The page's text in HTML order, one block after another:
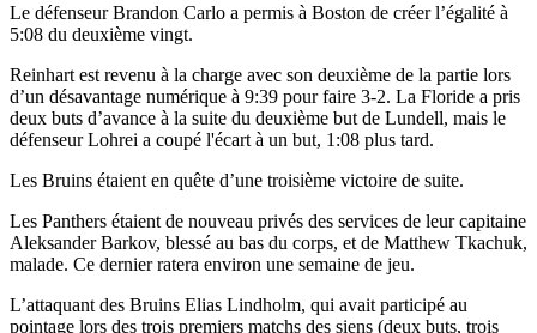
Le défenseur Brandon Carlo a permis à Boston de créer l’égalité à
5:08 du deuxième vingt.
Reinhart est revenu à la charge avec son deuxième de la partie lors
d’un désavantage numérique à 9:39 pour faire 3-2. La Floride a pris
deux buts d’avance à la suite du deuxième but de Lundell, mais le
défenseur Lohrei a coupé l'écart à un but, 1:08 plus tard.
Les Bruins étaient en quête d’une troisième victoire de suite.
Les Panthers étaient de nouveau privés des services de leur capitaine
Aleksander Barkov, blessé au bas du corps, et de Matthew Tkachuk,
malade. Ce dernier ratera environ une semaine de jeu.
L’attaquant des Bruins Elias Lindholm, qui avait participé au
pointage lors des trois premiers matchs des siens (deux buts, trois